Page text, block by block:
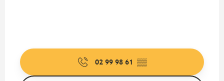
02 99 98 61 ▒▒